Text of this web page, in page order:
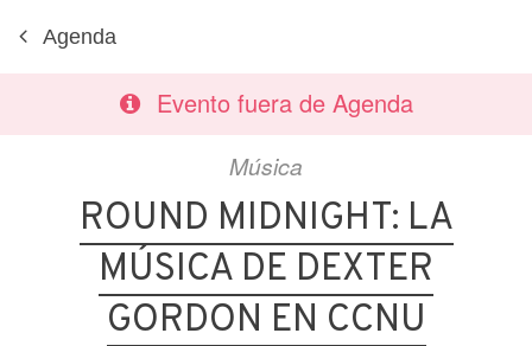
Agenda
Evento fuera de Agenda
Música
ROUND MIDNIGHT: LA
MÚSICA DE DEXTER
GORDON EN CCNU